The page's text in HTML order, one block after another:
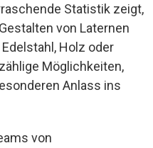
Statistik zeigt,
von Laternen
Holz oder
Möglichkeiten,
Anlass ins
von